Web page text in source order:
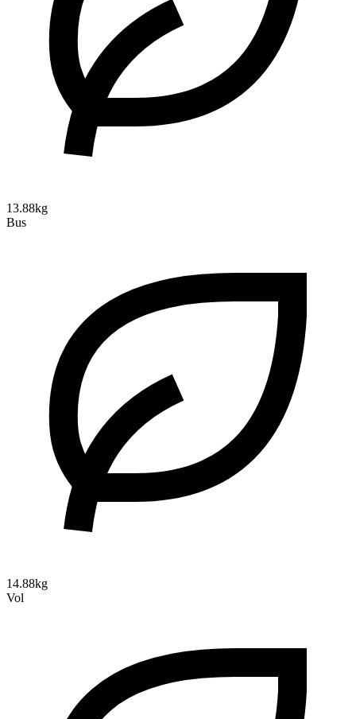
13.88kg
Bus
14.88kg
Vol